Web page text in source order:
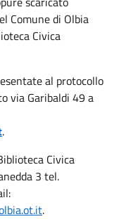
Comune di Olbia
Civica
al protocollo
via Garibaldi 49 a
.
Civica
3 tel.
.